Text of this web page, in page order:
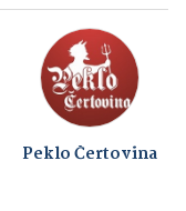
Peklo Čertovina